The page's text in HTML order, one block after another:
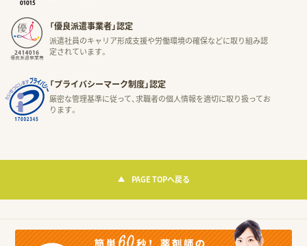
「優良派遣事業者」認定
派遣社員のキャリア形成支援や労働環境の確保などに取り組み認
定されています。
「プライバシーマーク制度」認定
厳密な管理基準に従って、求職者の個人情報を適切に取り扱ってお
ります。
PAGE TOPへ戻る